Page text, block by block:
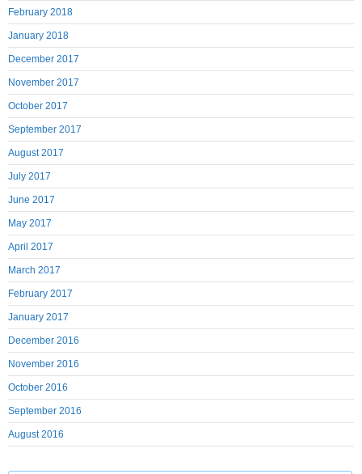
February 2018
January 2018
December 2017
November 2017
October 2017
September 2017
August 2017
July 2017
June 2017
May 2017
April 2017
March 2017
February 2017
January 2017
December 2016
November 2016
October 2016
September 2016
August 2016